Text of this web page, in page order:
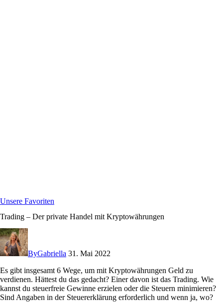
Unsere Favoriten
Trading – Der private Handel mit Kryptowährungen
ByGabriella 31. Mai 2022
Es gibt insgesamt 6 Wege, um mit Kryptowährungen Geld zu
verdienen. Hättest du das gedacht? Einer davon ist das Trading. Wie
kannst du steuerfreie Gewinne erzielen oder die Steuern minimieren?
Sind Angaben in der Steuererklärung erforderlich und wenn ja, wo?